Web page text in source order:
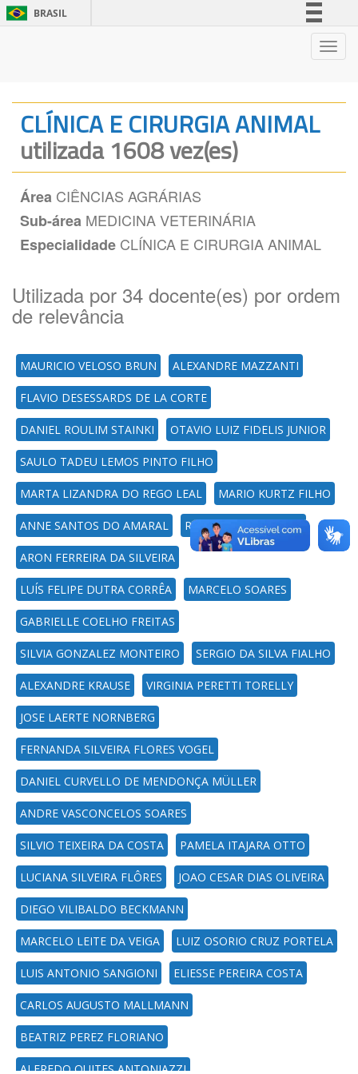
BRASIL
Legislação
Canais
CLÍNICA E CIRURGIA ANIMAL
utilizada 1608 vez(es)
Área CIÊNCIAS AGRÁRIAS
Sub-área MEDICINA VETERINÁRIA
Especialidade CLÍNICA E CIRURGIA ANIMAL
Utilizada por 34 docente(es) por ordem
de relevância
MAURICIO VELOSO BRUN ALEXANDRE MAZZANTI
FLAVIO DESESSARDS DE LA CORTE
DANIEL ROULIM STAINKI OTAVIO LUIZ FIDELIS JUNIOR
SAULO TADEU LEMOS PINTO FILHO
MARTA LIZANDRA DO REGO LEAL MARIO KURTZ FILHO
ANNE SANTOS DO AMARAL RICARDO POZZOBON
ARON FERREIRA DA SILVEIRA
LUÍS FELIPE DUTRA CORRÊA MARCELO SOARES
GABRIELLE COELHO FREITAS
SILVIA GONZALEZ MONTEIRO SERGIO DA SILVA FIALHO
ALEXANDRE KRAUSE VIRGINIA PERETTI TORELLY
JOSE LAERTE NORNBERG
FERNANDA SILVEIRA FLORES VOGEL
DANIEL CURVELLO DE MENDONÇA MÜLLER
ANDRE VASCONCELOS SOARES
SILVIO TEIXEIRA DA COSTA PAMELA ITAJARA OTTO
LUCIANA SILVEIRA FLÔRES JOAO CESAR DIAS OLIVEIRA
DIEGO VILIBALDO BECKMANN
MARCELO LEITE DA VEIGA LUIZ OSORIO CRUZ PORTELA
LUIS ANTONIO SANGIONI ELIESSE PEREIRA COSTA
CARLOS AUGUSTO MALLMANN
BEATRIZ PEREZ FLORIANO
ALFREDO QUITES ANTONIAZZI